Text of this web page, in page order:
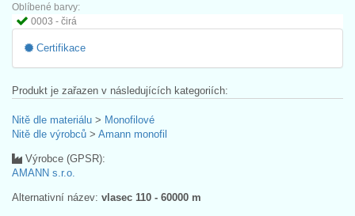
Oblíbené barvy:
0003 - čirá
Certifikace
Produkt je zařazen v následujících kategoriích:
Nitě dle materiálu > Monofilové
Nitě dle výrobců > Amann monofil
Výrobce (GPSR):
AMANN s.r.o.
Alternativní název: vlasec 110 - 60000 m